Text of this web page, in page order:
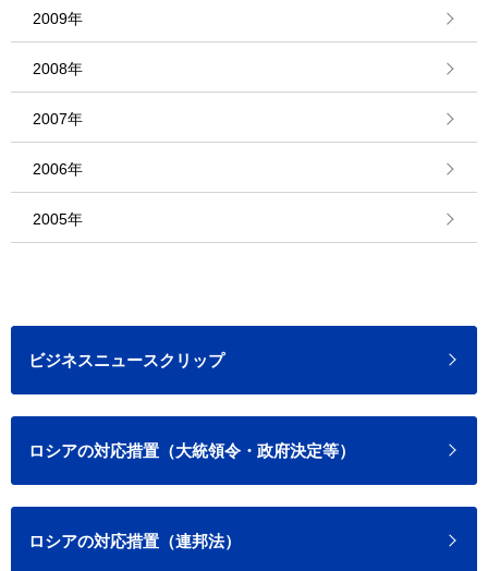
2009年
2008年
2007年
2006年
2005年
ビジネスニュースクリップ
ロシアの対応措置（大統領令・政府決定等）
ロシアの対応措置（連邦法）